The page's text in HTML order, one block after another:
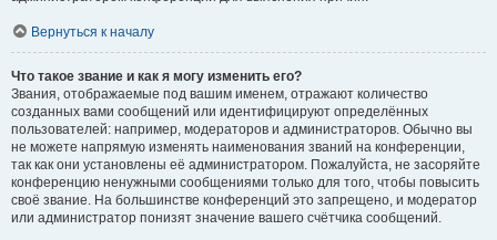
Вернуться к началу
Что такое звание и как я могу изменить его?
Звания, отображаемые под вашим именем, отражают количество
созданных вами сообщений или идентифицируют определённых
пользователей: например, модераторов и администраторов. Обычно вы
не можете напрямую изменять наименования званий на конференции,
так как они установлены её администратором. Пожалуйста, не засоряйте
конференцию ненужными сообщениями только для того, чтобы повысить
своё звание. На большинстве конференций это запрещено, и модератор
или администратор понизят значение вашего счётчика сообщений.